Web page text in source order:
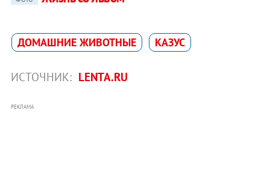
ДОМАШНИЕ ЖИВОТНЫЕ КАЗУС
ИСТОЧНИК: LENTA.RU
РЕКЛАМА